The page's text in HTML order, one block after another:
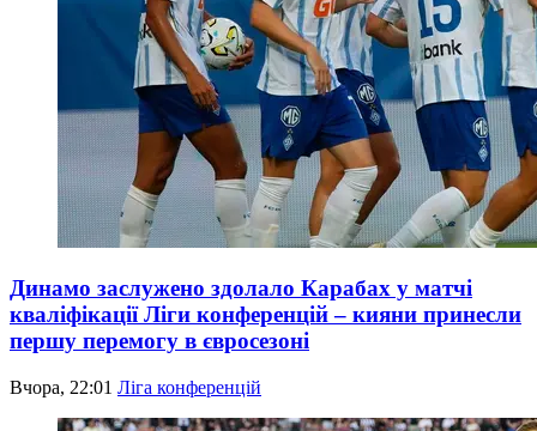
Динамо заслужено здолало Карабах у матчі
кваліфікації Ліги конференцій – кияни принесли
першу перемогу в євросезоні
Вчора, 22:01 Ліга конференцій